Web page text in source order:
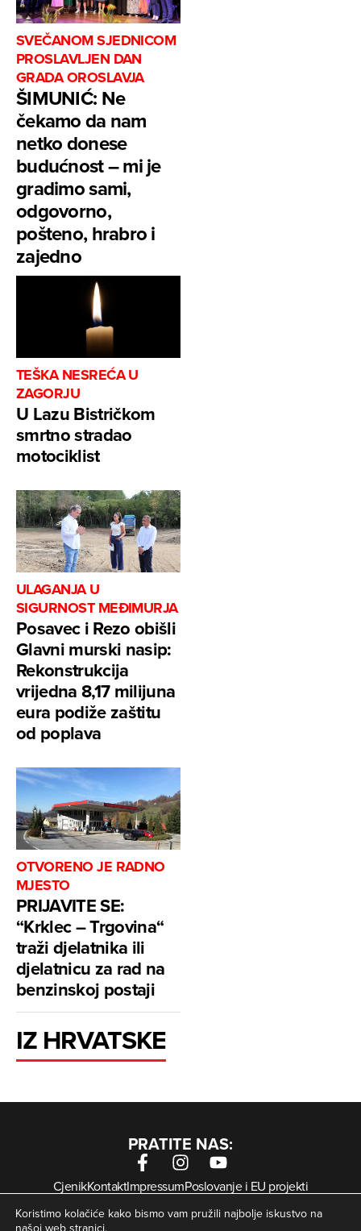
SVEČANOM SJEDNICOM
PROSLAVLJEN DAN
GRADA OROSLAVJA
ŠIMUNIĆ: Ne
čekamo da nam
netko donese
budućnost – mi je
gradimo sami,
odgovorno,
pošteno, hrabro i
zajedno
TEŠKA NESREĆA U
ZAGORJU
U Lazu Bistričkom
smrtno stradao
motociklist
ULAGANJA U
SIGURNOST MEĐIMURJA
Posavec i Rezo obišli
Glavni murski nasip:
Rekonstrukcija
vrijedna 8,17 milijuna
eura podiže zaštitu
od poplava
OTVORENO JE RADNO
MJESTO
PRIJAVITE SE:
“Krklec – Trgovina“
traži djelatnika ili
djelatnicu za rad na
benzinskoj postaji
IZ HRVATSKE
PRATITE NAS:
CjenikKontaktImpressumPoslovanje i EU projekti
Arhiva digitalnih novina
Uvjeti korištenjaZaštita privatnosti
Kolačići
Koristimo kolačiće kako bismo vam pružili najbolje iskustvo na
našoj web stranici.